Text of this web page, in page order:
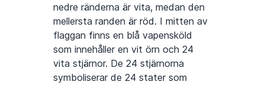
nedre ränderna är vita, medan den
mellersta randen är röd. I mitten av
flaggan finns en blå vapensköld
som innehåller en vit örn och 24
vita stjärnor. De 24 stjärnorna
symboliserar de 24 stater som